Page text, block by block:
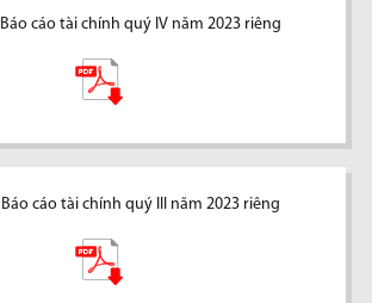
Báo cáo tài chính quý IV năm 2023 riêng
Báo cáo tài chính quý III năm 2023 riêng